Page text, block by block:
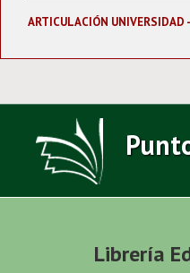
ARTICULACIÓN UNIVERSIDAD
Librería